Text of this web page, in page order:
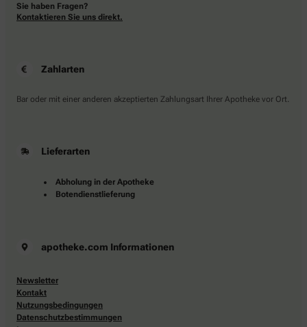
Sie haben Fragen?
Kontaktieren Sie uns direkt.
Zahlarten
Bar oder mit einer anderen akzeptierten Zahlungsart Ihrer Apotheke vor Ort.
Lieferarten
Abholung in der Apotheke
Botendienstlieferung
apotheke.com Informationen
Newsletter
Kontakt
Nutzungsbedingungen
Datenschutzbestimmungen